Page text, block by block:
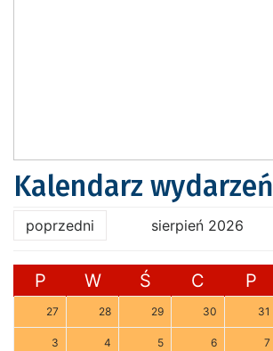
Kalendarz wydarzeń
poprzedni sierpień 2026
P W Ś C P
27 28 29 30 31
3 4 5 6 7